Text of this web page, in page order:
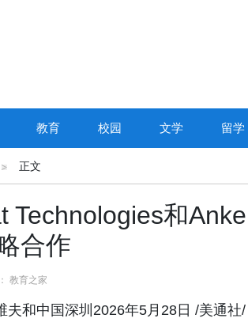
教育 校园 文学 留学
正文
Technologies和
合作
教育之家
夫和中国深圳2026年5月28日 /美通